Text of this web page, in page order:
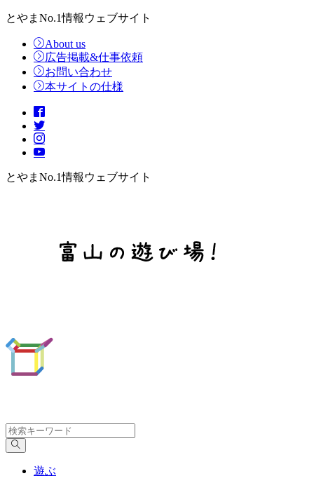
とやまNo.1情報ウェブサイト
About us
広告掲載&仕事依頼
お問い合わせ
本サイトの仕様
とやまNo.1情報ウェブサイト
遊ぶ